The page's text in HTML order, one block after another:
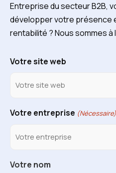
Entreprise du secteur B2B,
développer votre présence
rentabilité ? Nous sommes
Votre site web
Votre entreprise (Nécessaire)
Votre nom